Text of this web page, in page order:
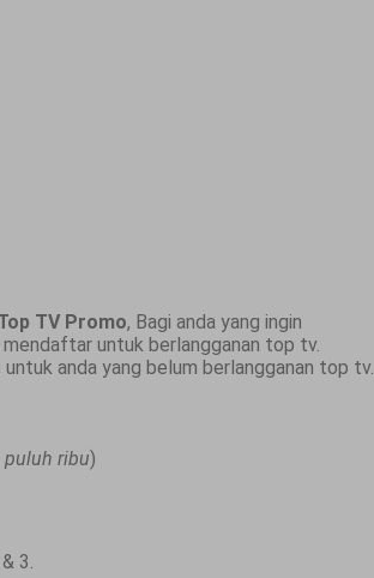
TV Promo, Bagi anda yang ingin
untuk berlangganan top tv.
anda yang belum berlangganan top tv.
puluh ribu)
3.